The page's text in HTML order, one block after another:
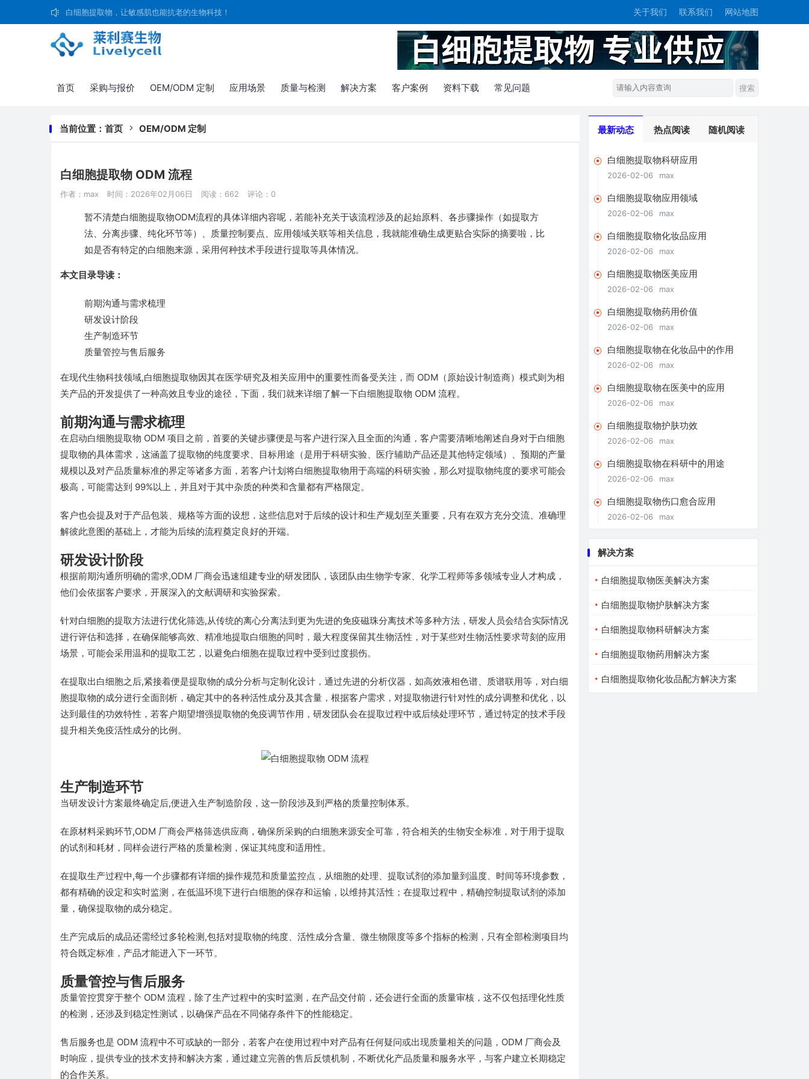
白细胞提取物，让敏感肌也能抗老的生物科技！ 关于我们 联系我们 网站地图
首页 采购与报价 OEM/ODM 定制 应用场景 质量与检测 解决方案 客户案例 资料下载 常见问题
当前位置： 首页 OEM/ODM 定制
白细胞提取物 ODM 流程
作者：max 时间：2026年02月06日 阅读：662 评论：0
暂不清楚白细胞提取物ODM流程的具体详细内容呢，若能补充关于该流程涉及的起始原料、各步骤操作（如提取方
法、分离步骤、纯化环节等）、质量控制要点、应用领域关联等相关信息，我就能准确生成更贴合实际的摘要啦，比
如是否有特定的白细胞来源，采用何种技术手段进行提取等具体情况。
本文目录导读：
前期沟通与需求梳理
研发设计阶段
生产制造环节
质量管控与售后服务
在现代生物科技领域,白细胞提取物因其在医学研究及相关应用中的重要性而备受关注，而 ODM（原始设计制造商）模式则为相
关产品的开发提供了一种高效且专业的途径，下面，我们就来详细了解一下白细胞提取物 ODM 流程。
前期沟通与需求梳理
在启动白细胞提取物 ODM 项目之前，首要的关键步骤便是与客户进行深入且全面的沟通，客户需要清晰地阐述自身对于白细胞
提取物的具体需求，这涵盖了提取物的纯度要求、目标用途（是用于科研实验、医疗辅助产品还是其他特定领域）、预期的产量
规模以及对产品质量标准的界定等诸多方面，若客户计划将白细胞提取物用于高端的科研实验，那么对提取物纯度的要求可能会
极高，可能需达到 99%以上，并且对于其中杂质的种类和含量都有严格限定。
客户也会提及对于产品包装、规格等方面的设想，这些信息对于后续的设计和生产规划至关重要，只有在双方充分交流、准确理
解彼此意图的基础上，才能为后续的流程奠定良好的开端。
研发设计阶段
根据前期沟通所明确的需求,ODM 厂商会迅速组建专业的研发团队，该团队由生物学专家、化学工程师等多领域专业人才构成，
他们会依据客户要求，开展深入的文献调研和实验探索。
针对白细胞的提取方法进行优化筛选,从传统的离心分离法到更为先进的免疫磁珠分离技术等多种方法，研发人员会结合实际情况
进行评估和选择，在确保能够高效、精准地提取白细胞的同时，最大程度保留其生物活性，对于某些对生物活性要求苛刻的应用
场景，可能会采用温和的提取工艺，以避免白细胞在提取过程中受到过度损伤。
在提取出白细胞之后,紧接着便是提取物的成分分析与定制化设计，通过先进的分析仪器，如高效液相色谱、质谱联用等，对白细
胞提取物的成分进行全面剖析，确定其中的各种活性成分及其含量，根据客户需求，对提取物进行针对性的成分调整和优化，以
达到最佳的功效特性，若客户期望增强提取物的免疫调节作用，研发团队会在提取过程中或后续处理环节，通过特定的技术手段
提升相关免疫活性成分的比例。
生产制造环节
当研发设计方案最终确定后,便进入生产制造阶段，这一阶段涉及到严格的质量控制体系。
在原材料采购环节,ODM 厂商会严格筛选供应商，确保所采购的白细胞来源安全可靠，符合相关的生物安全标准，对于用于提取
的试剂和耗材，同样会进行严格的质量检测，保证其纯度和适用性。
在提取生产过程中,每一个步骤都有详细的操作规范和质量监控点，从细胞的处理、提取试剂的添加量到温度、时间等环境参数，
都有精确的设定和实时监测，在低温环境下进行白细胞的保存和运输，以维持其活性；在提取过程中，精确控制提取试剂的添加
量，确保提取物的成分稳定。
生产完成后的成品还需经过多轮检测,包括对提取物的纯度、活性成分含量、微生物限度等多个指标的检测，只有全部检测项目均
符合既定标准，产品才能进入下一环节。
质量管控与售后服务
质量管控贯穿于整个 ODM 流程，除了生产过程中的实时监测，在产品交付前，还会进行全面的质量审核，这不仅包括理化性质
的检测，还涉及到稳定性测试，以确保产品在不同储存条件下的性能稳定。
售后服务也是 ODM 流程中不可或缺的一部分，若客户在使用过程中对产品有任何疑问或出现质量相关的问题，ODM 厂商会及
时响应，提供专业的技术支持和解决方案，通过建立完善的售后反馈机制，不断优化产品质量和服务水平，与客户建立长期稳定
的合作关系。
最新动态 热点阅读 随机阅读
白细胞提取物科研应用
2026-02-06 max
白细胞提取物应用领域
2026-02-06 max
白细胞提取物化妆品应用
2026-02-06 max
白细胞提取物医美应用
2026-02-06 max
白细胞提取物药用价值
2026-02-06 max
白细胞提取物在化妆品中的作用
2026-02-06 max
白细胞提取物在医美中的应用
2026-02-06 max
白细胞提取物护肤功效
2026-02-06 max
白细胞提取物在科研中的用途
2026-02-06 max
白细胞提取物伤口愈合应用
2026-02-06 max
解决方案
白细胞提取物医美解决方案
白细胞提取物护肤解决方案
白细胞提取物科研解决方案
白细胞提取物药用解决方案
白细胞提取物化妆品配方解决方案